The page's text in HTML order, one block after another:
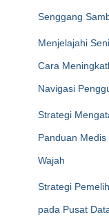
Senggang
Menjelajahi
Cara
Navigasi
Strategi
Panduan
Wajah
Strategi
pada Pusat